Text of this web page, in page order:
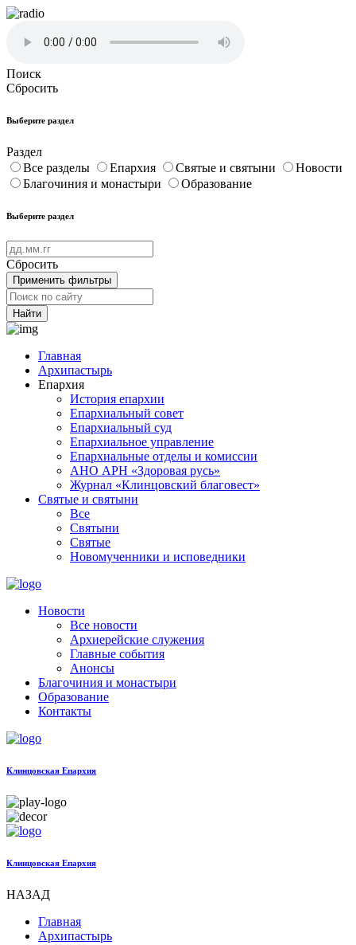
Поиск
Сбросить
Выберите раздел
Раздел
Все разделы
Епархия Святые и святыни
Новости
Благочиния и монастыри
Образование
Выберите раздел
Сбросить
Применить фильтры
Найти
Главная
Архипастырь
Епархия
История епархии
Епархиальный совет
Епархиальный суд
Епархиальное управление
Епархиальные отделы и комиссии
АНО АРН «Здоровая русь»
Журнал «Клинцовский благовест»
Святые и святыни
Все
Святыни
Святые
Новомученники и исповедники
Новости
Все новости
Архиерейские служения
Главные события
Анонсы
Благочиния и монастыри
Образование
Контакты
Клинцовская Епархия
Клинцовская Епархия
НАЗАД
Главная
Архипастырь